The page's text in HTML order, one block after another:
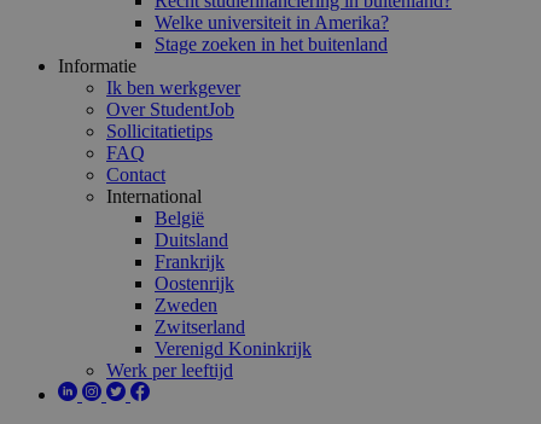
Welke universiteit in Amerika?
Stage zoeken in het buitenland
Informatie
Ik ben werkgever
Over StudentJob
Sollicitatietips
FAQ
Contact
International
België
Duitsland
Frankrijk
Oostenrijk
Zweden
Zwitserland
Verenigd Koninkrijk
Werk per leeftijd